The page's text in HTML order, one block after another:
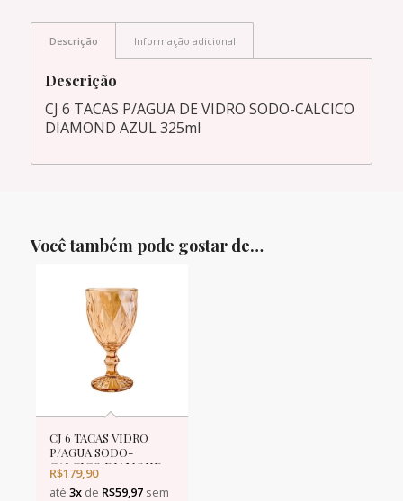
Descrição Informação adicional
Descrição
CJ 6 TACAS P/AGUA DE VIDRO SODO-CALCICO
DIAMOND AZUL 325ml
Você também pode gostar de…
CJ 6 TACAS VIDRO
P/AGUA SODO-
CALCICO DIAMOND
AMBAR METALIZADO
325ml
R$179,90
até 3xde R$59,97sem